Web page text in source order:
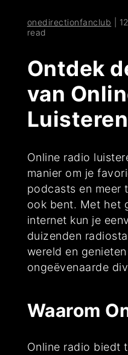
onedirectionfanclub
read
Ontdek
van
Luisteren
Online radio
manier om je
podcasts en meer
ook bent. Met het
internet kun je
duizenden
wereld en
ongeëvenaarde
Waarom
Online radio biedt